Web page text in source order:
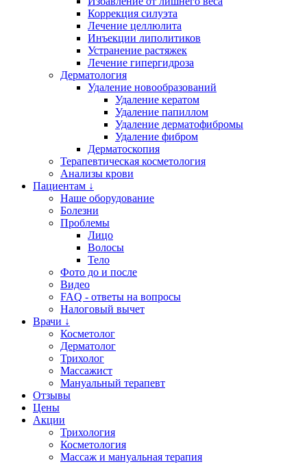
Коррекция силуэта
Лечение целлюлита
Инъекции липолитиков
Устранение растяжек
Лечение гипергидроза
Дерматология
Удаление новообразований
Удаление кератом
Удаление папиллом
Удаление дерматофибромы
Удаление фибром
Дерматоскопия
Терапевтическая косметология
Анализы крови
Пациентам ↓
Наше оборудование
Болезни
Проблемы
Лицо
Волосы
Тело
Фото до и после
Видео
FAQ - ответы на вопросы
Налоговый вычет
Врачи ↓
Косметолог
Дерматолог
Трихолог
Массажист
Мануальный терапевт
Отзывы
Цены
Акции
Трихология
Косметология
Массаж и мануальная терапия